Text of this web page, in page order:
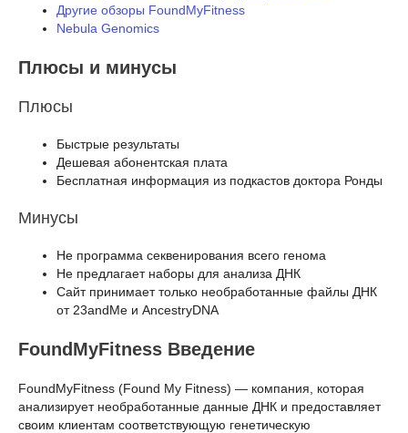
Другие обзоры FoundMyFitness
Nebula Genomics
Плюсы и минусы
Плюсы
Быстрые результаты
Дешевая абонентская плата
Бесплатная информация из подкастов доктора Ронды
Минусы
Не программа секвенирования всего генома
Не предлагает наборы для анализа ДНК
Сайт принимает только необработанные файлы ДНК
от 23andMe и AncestryDNA
FoundMyFitness Введение
FoundMyFitness (Found My Fitness) — компания, которая
анализирует необработанные данные ДНК и предоставляет
своим клиентам соответствующую генетическую